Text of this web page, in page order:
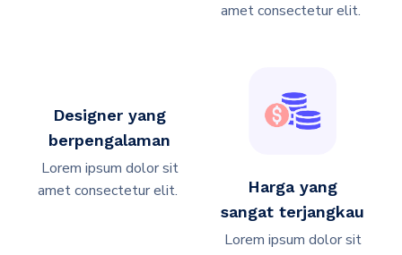
amet consectetur elit. ​
Designer yang
berpengalaman
Lorem ipsum dolor sit
amet consectetur elit. ​
Harga yang
sangat terjangkau
Lorem ipsum dolor sit